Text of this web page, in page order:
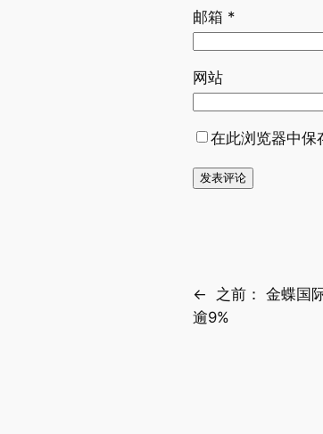
邮箱 *
网站
在此浏览器中保
← 之前： 金蝶国
逾9%